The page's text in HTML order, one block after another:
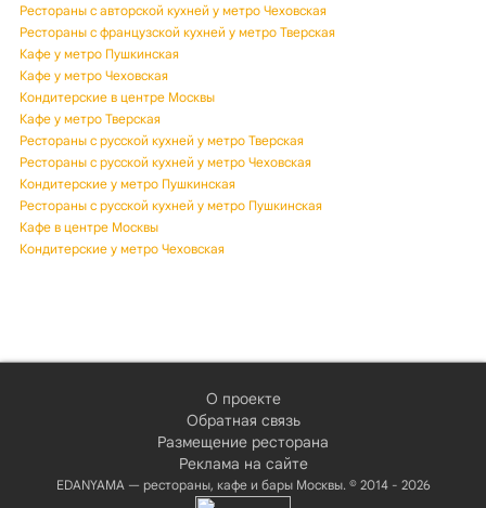
Рестораны с авторской кухней у метро Чеховская
Рестораны с французской кухней у метро Тверская
Кафе у метро Пушкинская
Кафе у метро Чеховская
Кондитерские в центре Москвы
Кафе у метро Тверская
Рестораны с русской кухней у метро Тверская
Рестораны с русской кухней у метро Чеховская
Кондитерские у метро Пушкинская
Рестораны с русской кухней у метро Пушкинская
Кафе в центре Москвы
Кондитерские у метро Чеховская
О проекте
Обратная связь
Размещение ресторана
Реклама на сайте
EDANYAMA — рестораны, кафе и бары Москвы. © 2014 - 2026